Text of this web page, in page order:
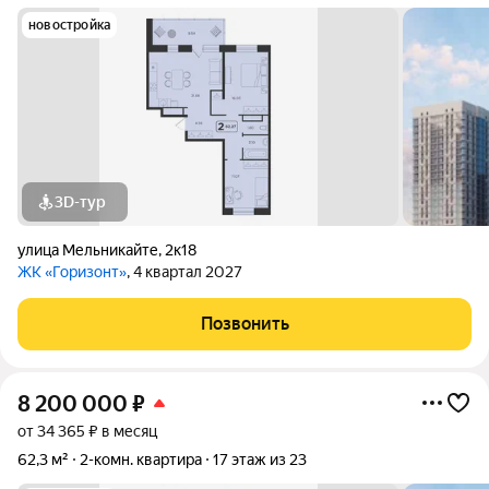
новостройка
3D-тур
улица Мельникайте, 2к18
ЖК «Горизонт», 4 квартал 2027
Позвонить
8 200 000 ₽
от 34 365 ₽ в месяц
62,3 м²
2-комн. квартира 17 этаж из 23